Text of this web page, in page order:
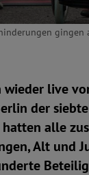
gingen
live
der
alle
Alt und